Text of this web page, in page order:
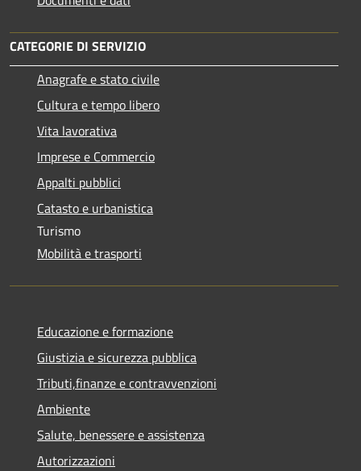
CATEGORIE DI SERVIZIO
Anagrafe e stato civile
Cultura e tempo libero
Vita lavorativa
Imprese e Commercio
Appalti pubblici
Catasto e urbanistica
Turismo
Mobilità e trasporti
Educazione e formazione
Giustizia e sicurezza pubblica
Tributi,finanze e contravvenzioni
Ambiente
Salute, benessere e assistenza
Autorizzazioni